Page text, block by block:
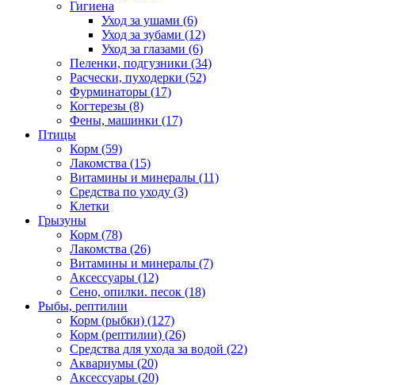
Гигиена
Уход за ушами (6)
Уход за зубами (12)
Уход за глазами (6)
Пеленки, подгузники (34)
Расчески, пуходерки (52)
Фурминаторы (17)
Когтерезы (8)
Фены, машинки (17)
Птицы
Корм (59)
Лакомства (15)
Витамины и минералы (11)
Средства по уходу (3)
Клетки
Грызуны
Корм (78)
Лакомства (26)
Витамины и минералы (7)
Аксессуары (12)
Сено, опилки. песок (18)
Рыбы, рептилии
Корм (рыбки) (127)
Корм (рептилии) (26)
Средства для ухода за водой (22)
Аквариумы (20)
Аксессуары (20)